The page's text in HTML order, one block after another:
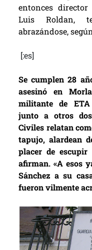
entonces
Luis Roldan,
abrazándose,
[:es]
Se cumplen 28
asesinó en
militante de
junto a otros dos
Civiles relatan
tapujo, alardean
placer de
afirman. «A esos
Sánchez a su
fueron vilmente